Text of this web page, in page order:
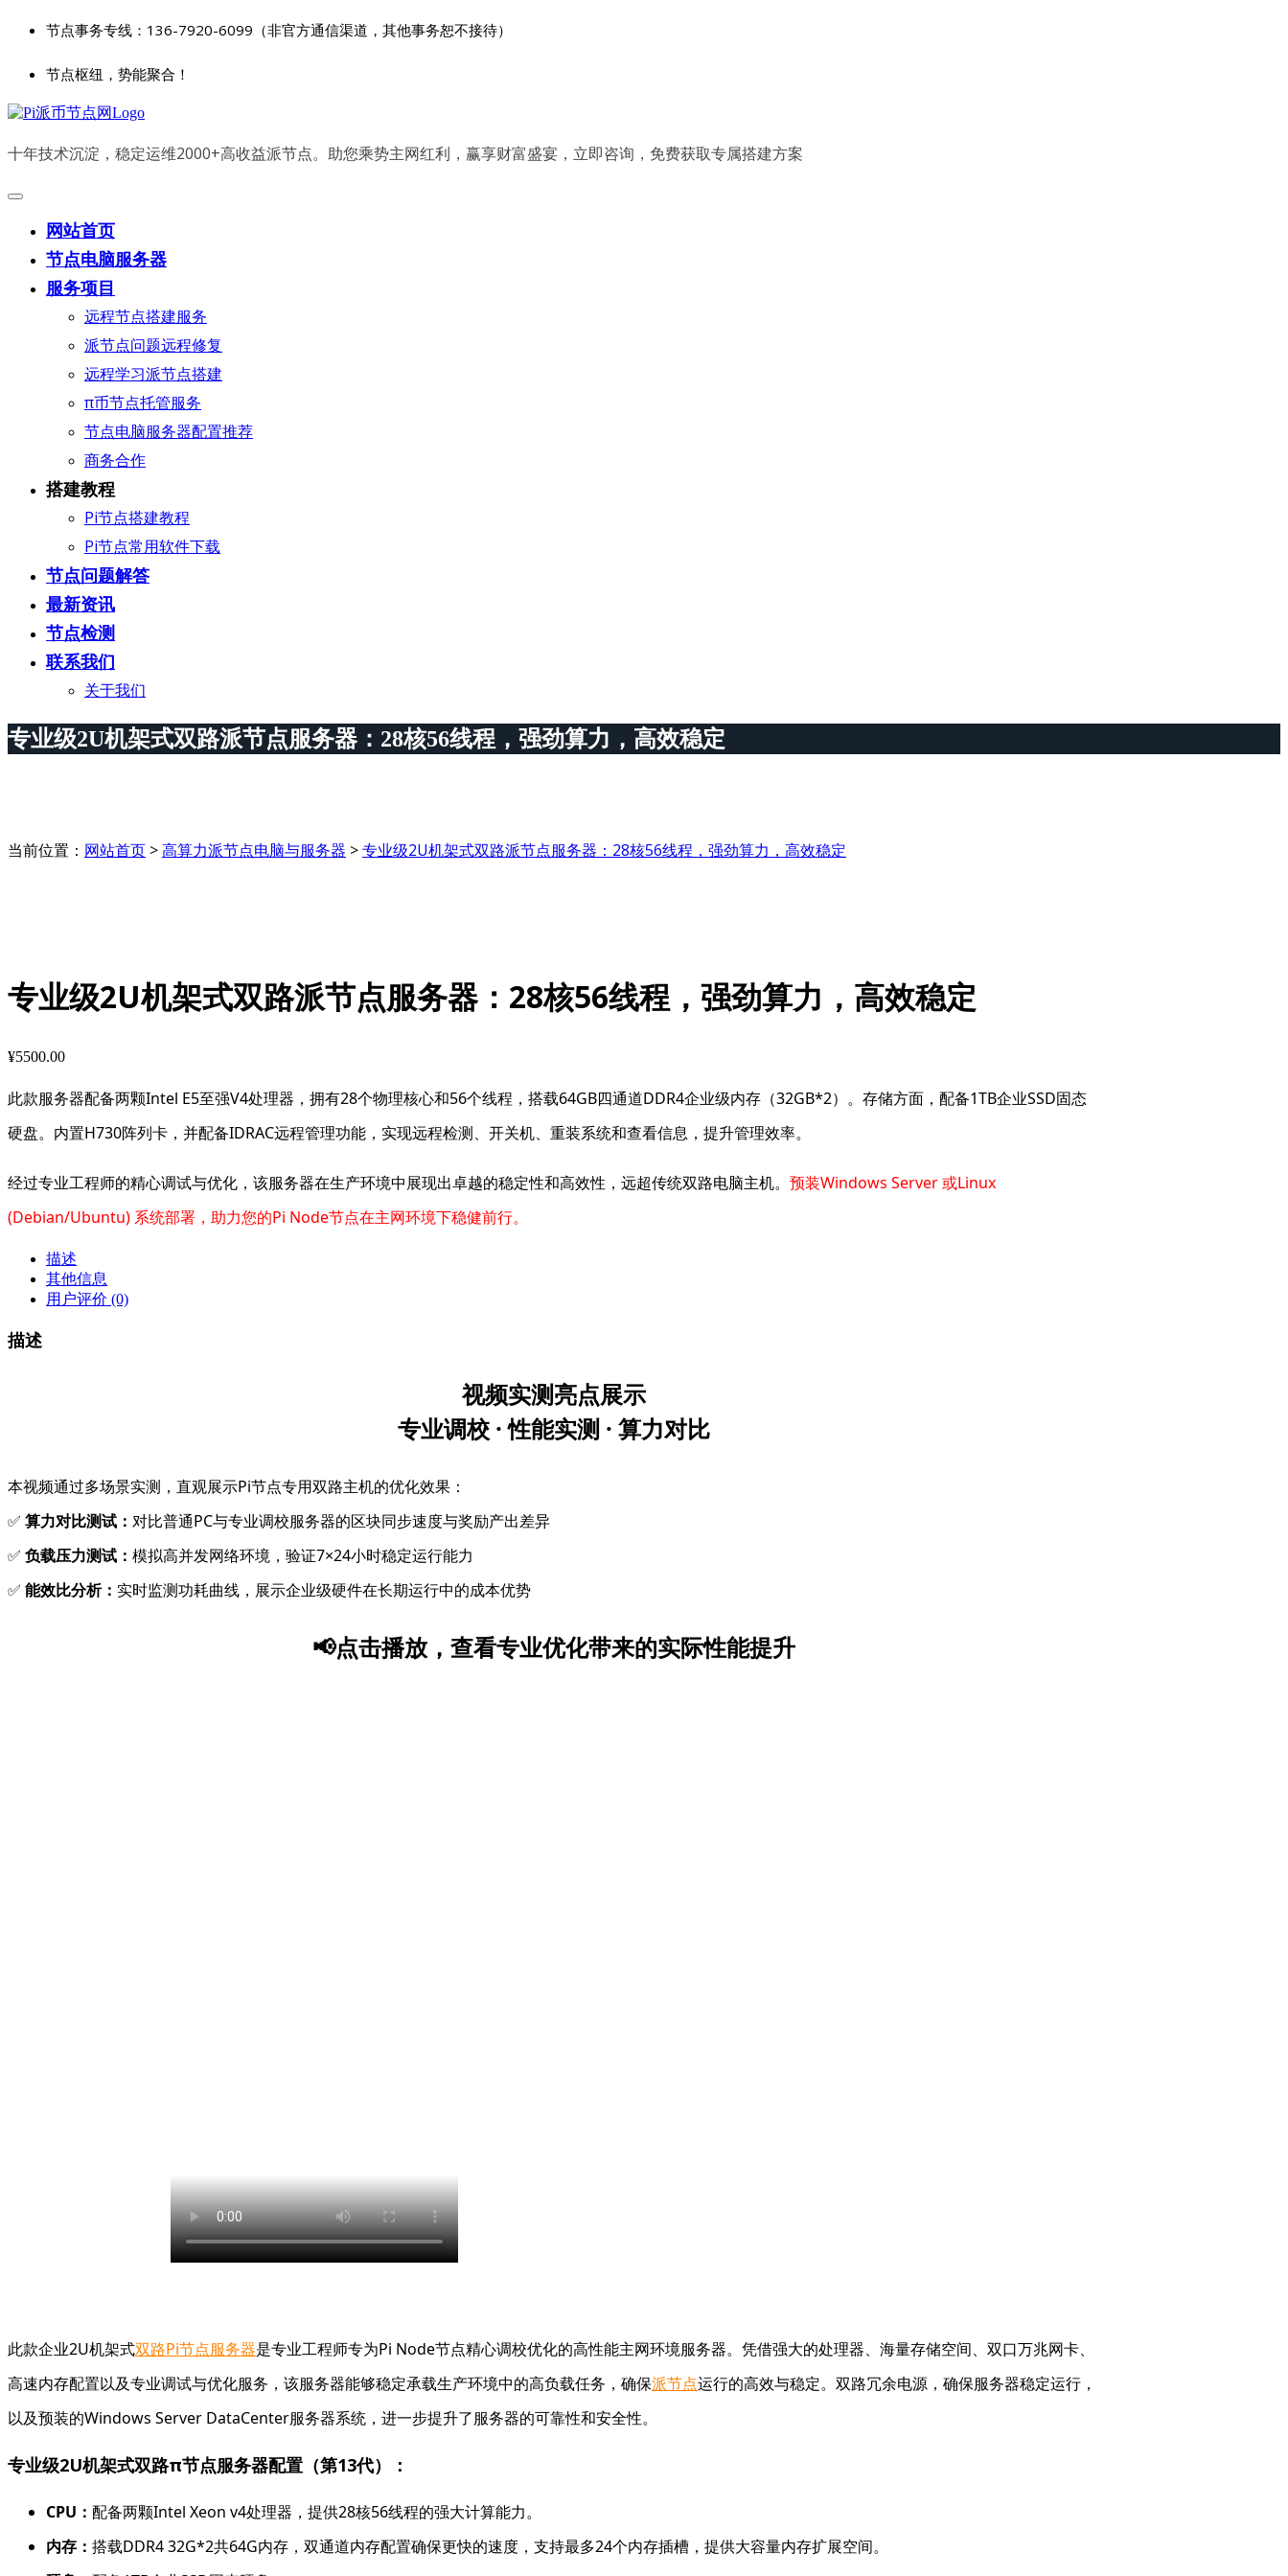
节点事务专线：136-7920-6099（非官方通信渠道，其他事务恕不接待）
节点枢纽，势能聚合！
十年技术沉淀，稳定运维2000+高收益派节点。助您乘势主网红利，赢享财富盛宴，立即咨询，免费获取专属搭建方案
网站首页
节点电脑服务器
服务项目
远程节点搭建服务
派节点问题远程修复
远程学习派节点搭建
π币节点托管服务
节点电脑服务器配置推荐
商务合作
搭建教程
Pi节点搭建教程
Pi节点常用软件下载
节点问题解答
最新资讯
节点检测
联系我们
关于我们
专业级2U机架式双路派节点服务器：28核56线程，强劲算力，高效稳定
当前位置： 网站首页 >高算力派节点电脑与服务器 >专业级2U机架式双路派节点服务器：28核56线程，强劲算力，高效稳定
专业级2U机架式双路派节点服务器：28核56线程，强劲算力，高效稳定
¥5500.00
此款服务器配备两颗Intel E5至强V4处理器，拥有28个物理核心和56个线程，搭载64GB四通道DDR4企业级内存（32GB*2）。存储方面，配备1TB企业SSD固态
硬盘。内置H730阵列卡，并配备IDRAC远程管理功能，实现远程检测、开关机、重装系统和查看信息，提升管理效率。
经过专业工程师的精心调试与优化，该服务器在生产环境中展现出卓越的稳定性和高效性，远超传统双路电脑主机。 预装Windows Server 或Linux
(Debian/Ubuntu) 系统部署，助力您的Pi Node节点在主网环境下稳健前行。
描述
其他信息
用户评价 (0)
描述
视频实测亮点展示​​
专业调校 · 性能实测 · 算力对比​​
本视频通过多场景实测，直观展示​​Pi节点专用双路主机​​的优化效果：
✅ ​​算力对比测试​​： 对比普通PC与专业调校服务器的区块同步速度与奖励产出差异
✅ ​​ 负载压力测试​​： 模拟高并发网络环境，验证7×24小时稳定运行能力
✅ ​​ 能效比分析​​： 实时监测功耗曲线，展示企业级硬件在长期运行中的成本优势
📢点击播放，查看专业优化带来的实际性能提升​
此款企业2U机架式双路Pi节点服务器是专业工程师专为Pi Node节点精心调校优化的高性能主网环境服务器。凭借强大的处理器、海量存储空间、双口万兆网卡、
高速内存配置以及专业调试与优化服务，该服务器能够稳定承载生产环境中的高负载任务，确保派节点运行的高效与稳定。双路冗余电源，确保服务器稳定运行，
以及预装的Windows Server DataCenter服务器系统，进一步提升了服务器的可靠性和安全性。
专业级2U机架式双路π节点服务器配置（第13代）：
CPU： 配备两颗Intel Xeon v4处理器，提供28核56线程的强大计算能力。
内存： 搭载DDR4 32G*2共64G内存，双通道内存配置确保更快的速度，支持最多24个内存插槽，提供大容量内存扩展空间。